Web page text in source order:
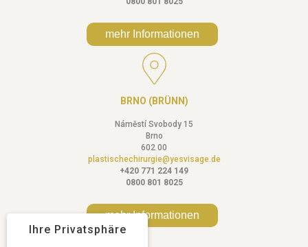
mehr Informationen
BRNO (BRÜNN)
Náměstí Svobody 15
Brno
602 00
plastischechirurgie@yesvisage.de
+420 771 224 149
0800 801 8025
mehr Informationen
Ihre Privatsphäre